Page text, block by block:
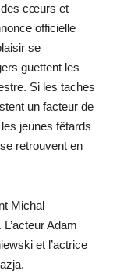
des cœurs et
officielle
se
guettent les
Si les taches
un facteur de
jeunes fêtards
retrouvent en
Michal
Adam
et l’actrice